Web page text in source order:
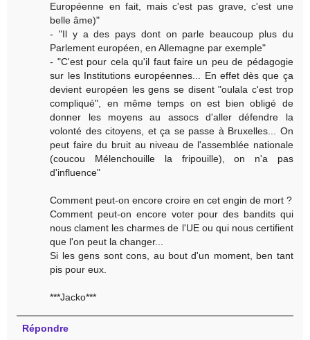
Européenne en fait, mais c'est pas grave, c'est une
belle âme)"
- "Il y a des pays dont on parle beaucoup plus du
Parlement européen, en Allemagne par exemple"
- "C'est pour cela qu'il faut faire un peu de pédagogie
sur les Institutions européennes... En effet dès que ça
devient européen les gens se disent "oulala c'est trop
compliqué", en même temps on est bien obligé de
donner les moyens au assocs d'aller défendre la
volonté des citoyens, et ça se passe à Bruxelles... On
peut faire du bruit au niveau de l'assemblée nationale
(coucou Mélenchouille la fripouille), on n'a pas
d'influence"
Comment peut-on encore croire en cet engin de mort ?
Comment peut-on encore voter pour des bandits qui
nous clament les charmes de l'UE ou qui nous certifient
que l'on peut la changer...
Si les gens sont cons, au bout d'un moment, ben tant
pis pour eux.
***Jacko***
Répondre